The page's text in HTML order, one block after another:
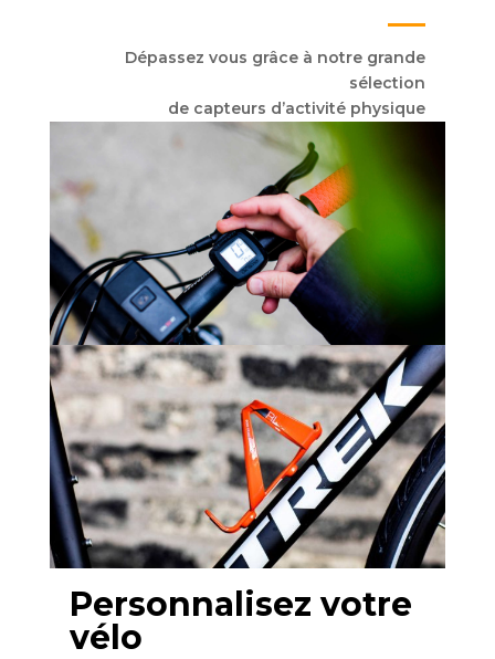
Dépassez vous grâce à notre grande
sélection
de capteurs d’activité physique
Personnalisez votre
vélo